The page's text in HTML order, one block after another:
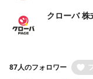
クローバ 株
87人のフォロワー